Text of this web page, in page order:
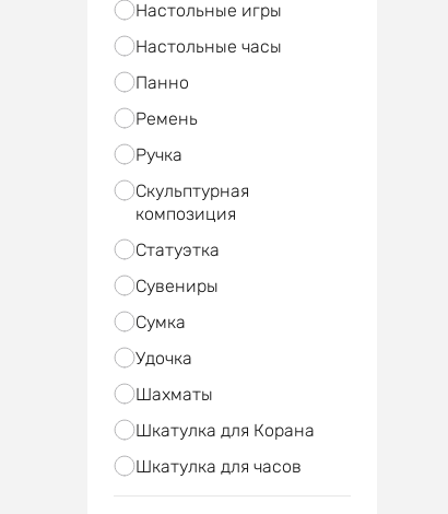
Настольные игры
Настольные часы
Панно
Ремень
Ручка
Скульптурная
композиция
Статуэтка
Сувениры
Сумка
Удочка
Шахматы
Шкатулка для Корана
Шкатулка для часов